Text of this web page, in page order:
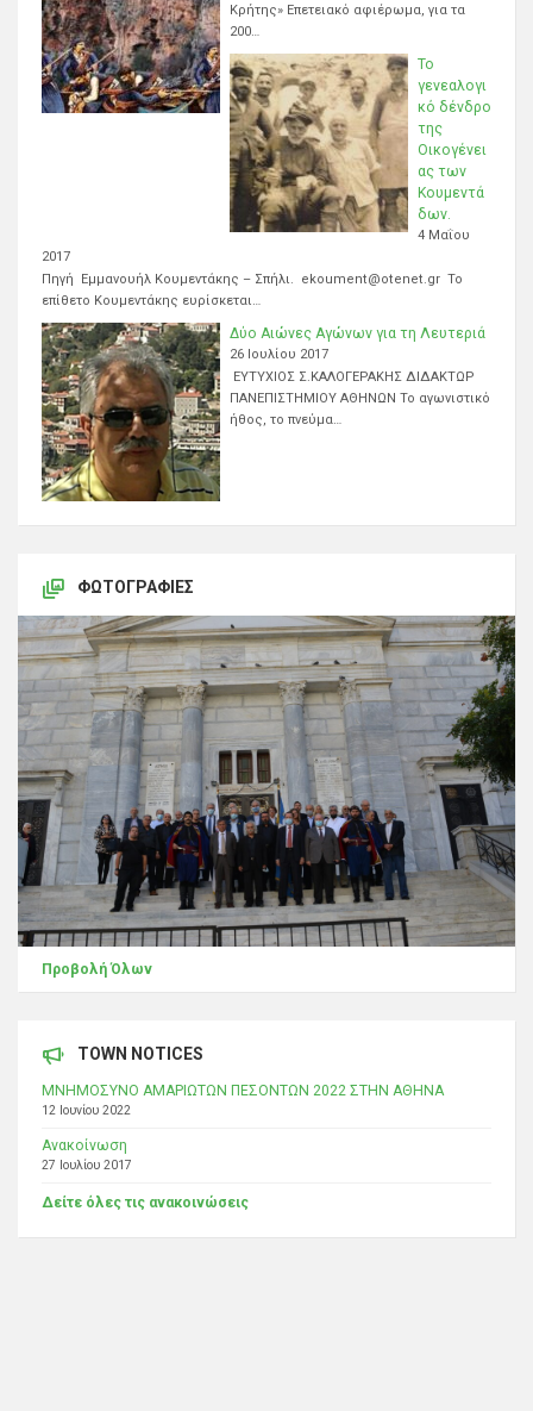
Κρήτης» Επετειακό αφιέρωμα, για τα
200…
Το
γενεαλογι
κό δένδρο
της
Οικογένει
ας των
Κουμεντά
δων.
4 Μαΐου
2017
Πηγή Εμμανουήλ Κουμεντάκης – Σπήλι. ekoument@otenet.gr Το
επίθετο Κουμεντάκης ευρίσκεται…
Δύο Αιώνες Αγώνων για τη Λευτεριά
26 Ιουλίου 2017
ΕΥΤΥΧΙΟΣ Σ.ΚΑΛΟΓΕΡΑΚΗΣ ΔΙΔΑΚΤΩΡ
ΠΑΝΕΠΙΣΤΗΜΙΟΥ ΑΘΗΝΩΝ Το αγωνιστικό
ήθος, το πνεύμα…
ΦΩΤΟΓΡΑΦΊΕΣ
Προβολή Όλων
TOWN NOTICES
ΜΝΗΜΟΣΥΝΟ ΑΜΑΡΙΩΤΩΝ ΠΕΣΟΝΤΩΝ 2022 ΣΤΗΝ ΑΘΗΝΑ
12 Ιουνίου 2022
Ανακοίνωση
27 Ιουλίου 2017
Δείτε όλες τις ανακοινώσεις